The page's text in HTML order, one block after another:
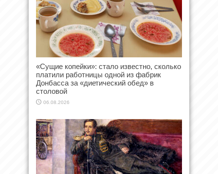
«Сущие копейки»: стало известно, сколько
платили работницы одной из фабрик
Донбасса за «диетический обед» в
столовой
06.08.2026